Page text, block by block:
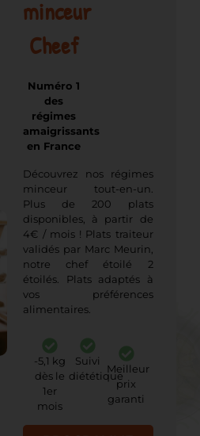
minceur
Cheef
Numéro 1
des
régimes
amaigrissants
en France
Découvrez nos régimes
minceur tout-en-un.
Plus de 200 plats
disponibles, à partir de
4€ / mois ! Plats traiteur
validés par Marc Meurin,
notre chef étoilé 2
étoilés. Plats adaptés à
vos préférences
alimentaires.
-5,1 kg
dès le
1er
mois
Suivi
diététique
Meilleur
prix
garanti